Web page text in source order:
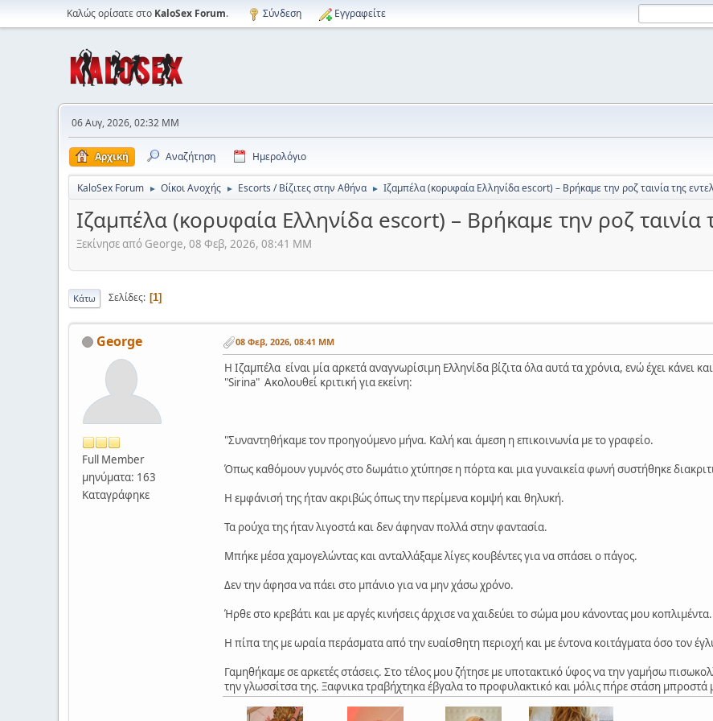
Καλώς ορίσατε στο KaloSex Forum. Σύνδεση Εγγραφείτε
06 Αυγ, 2026, 02:32 ΜΜ
Αρχική Αναζήτηση Ημερολόγιο
KaloSex Forum ► Οίκοι Ανοχής ► Escorts / Βίζιτες στην Αθήνα ► Ιζαμπέλα (κορυφαία Ελληνίδα escort) – Βρήκαμε την ροζ ταινία της
Ιζαμπέλα (κορυφαία Ελληνίδα escort) – Βρήκαμε την ροζ
Ξεκίνησε από George, 08 Φεβ, 2026, 08:41 ΜΜ
Κάτω Σελίδες 1
George
Full Member
μηνύματα: 163
Καταγράφηκε
08 Φεβ, 2026, 08:41 ΜΜ
Η Ιζαμπέλα είναι μία αρκετά αναγνωρίσιμη Ελληνίδα βίζιτα όλα αυτά τα χρόνια, ενώ έχει κάνει
"Sirina" Ακολουθεί κριτική για εκείνη:
"Συναντηθήκαμε τον προηγούμενο μήνα. Καλή και άμεση η επικοινωνία με το γραφείο.
Όπως καθόμουν γυμνός στο δωμάτιο χτύπησε η πόρτα και μια γυναικεία φωνή συστήθηκε
Η εμφάνισή της ήταν ακριβώς όπως την περίμενα κομψή και θηλυκή.
Τα ρούχα της ήταν λιγοστά και δεν άφηναν πολλά στην φαντασία.
Μπήκε μέσα χαμογελώντας και ανταλλάξαμε λίγες κουβέντες για να σπάσει ο πάγος.
Δεν την άφησα να πάει στο μπάνιο για να μην χάσω χρόνο.
Ήρθε στο κρεβάτι και με αργές κινήσεις άρχισε να χαιδεύει το σώμα μου κάνοντας μου κοπλιμέντα.
Η πίπα της με ωραία περάσματα από την ευαίσθητη περιοχή και με έντονα κοιτάγματα όσο τον
Γαμηθήκαμε σε αρκετές στάσεις. Στο τέλος μου ζήτησε με υποτακτικό ύφος να την γαμήσω
την γλωσσίτσα της. Ξαφνικα τραβήχτηκα έβγαλα το προφυλακτικό και μόλις πήρε στάση μπροστά